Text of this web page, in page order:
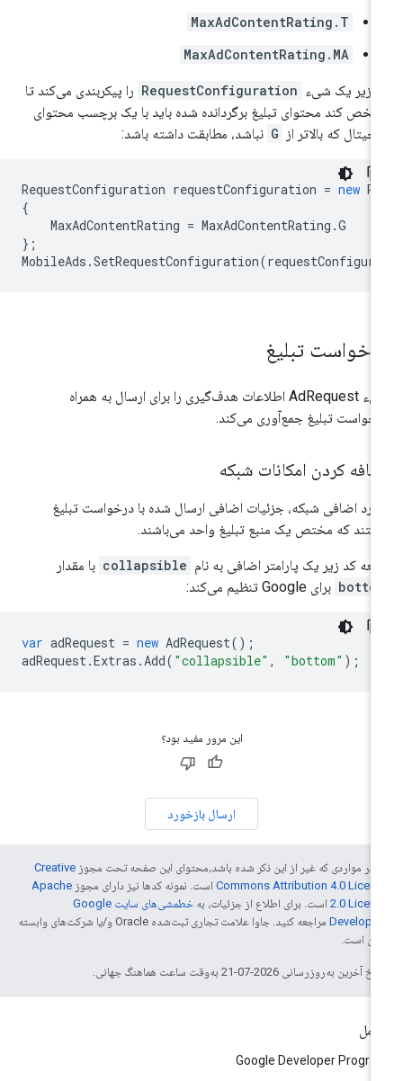
MaxAdContentRating.T
MaxAdContentRating.MA
زیر یک شیء RequestConfiguration را پیکربندی می‌کند تا
کند محتوای تبلیغ برگردانده شده باید با یک برچسب محتوای
که بالاتر از
G نباشد، مطابقت داشته باشد:
RequestConfiguration requestConfiguration = new
MaxAdContentRating
= MaxAdContentRating
MobileAds.SetRequestConfiguration(
تبلیغ
شیء AdRequest اطلاعات هدف‌گیری را برای ارسال به همراه
تبلیغ جمع‌آوری می‌کند.
کردن امکانات شبکه
اضافی شبکه، جزئیات اضافی ارسال شده با درخواست تبلیغ
که مختص یک منبع تبلیغ واحد می‌باشند.
کد زیر یک پارامتر اضافی به نام collapsible با مقدار
برای Google تنظیم می‌کند:
var adRequest = new AdRequest
adRequest.Extras.Add("collapsible", "bottom"
این مرور مفید بود؟
ارسال بازخورد
در مواردی که غیر از این ذکر شده باشد،‌محتوای این صفحه تحت مجوزCreative
Commons Attribution 4.0است. نمونه کدها نیز دارای مجوزApache
2.0است. برای اطلاع از جزئیات، به
خطمشی‌های سایت Google
مراجعه کنید. جاوا علامت تجاری ثبت‌شده Oracle و/یا شرکت‌های وابسته
آن است.
آخرین به‌روزرسانی 2026-07-21 به‌وقت ساعت هماهنگ جهانی.
Google Developer